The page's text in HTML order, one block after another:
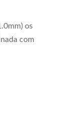
os
com